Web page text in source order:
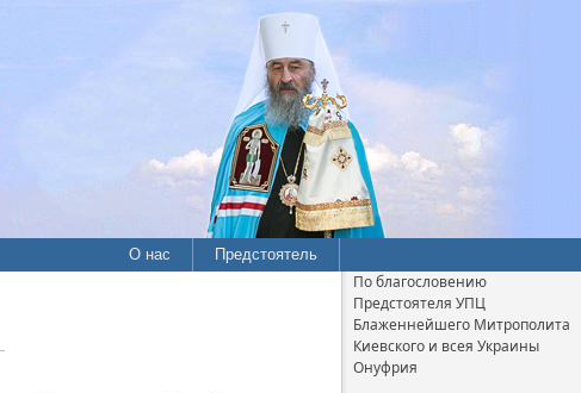
О нас Предстоятель
По благословению
Предстоятеля УПЦ
Блаженнейшего Митрополита
Киевского и всея Украины
Онуфрия